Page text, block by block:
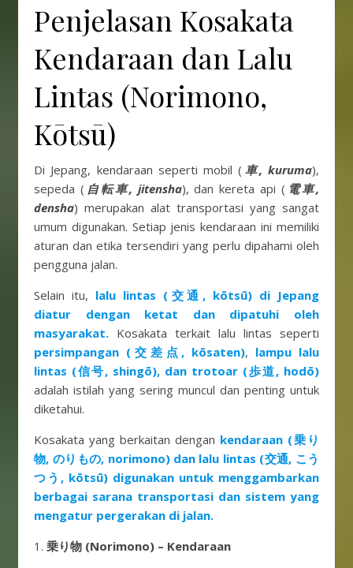
Penjelasan Kosakata
Kendaraan dan Lalu
Lintas (Norimono,
Kōtsū)
Di Jepang, kendaraan seperti mobil ( 車, kuruma),
sepeda ( 自転車, jitensha), dan kereta api ( 電車,
densha) merupakan alat transportasi yang sangat
umum digunakan. Setiap jenis kendaraan ini memiliki
aturan dan etika tersendiri yang perlu dipahami oleh
pengguna jalan.
Selain itu, lalu lintas (交通, kōtsū) di Jepang
diatur dengan ketat dan dipatuhi oleh
masyarakat. Kosakata terkait lalu lintas seperti
persimpangan (交差点, kōsaten), lampu lalu
lintas (信号, shingō), dan trotoar (歩道, hodō)
adalah istilah yang sering muncul dan penting untuk
diketahui.
Kosakata yang berkaitan dengan kendaraan (乗り
物, のりもの, norimono) dan lalu lintas (交通, こう
つう, kōtsū) digunakan untuk menggambarkan
berbagai sarana transportasi dan sistem yang
mengatur pergerakan di jalan.
1. 乗り物 (Norimono) – Kendaraan